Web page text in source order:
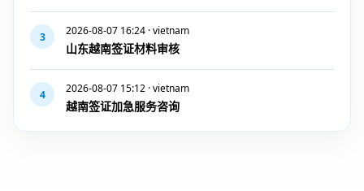
3 2026-08-07 16:24 · vietnam
山东越南签证材料审核
4 2026-08-07 15:12 · vietnam
越南签证加急服务咨询